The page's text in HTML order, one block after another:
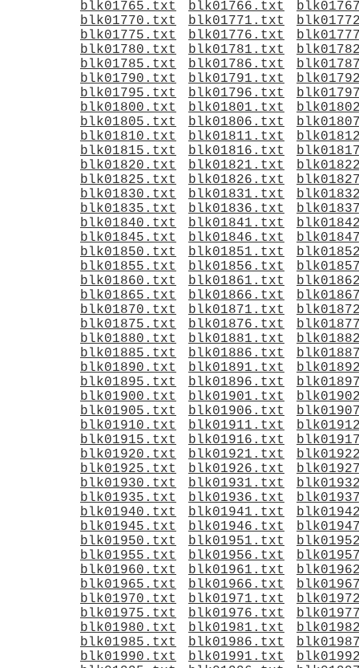
blk01765.txt blk01766.txt
blk01770.txt
blk01771.txt
blk01775.txt
blk01776.txt
blk01780.txt
blk01781.txt
blk01785.txt
blk01786.txt
blk01790.txt
blk01791.txt
blk01795.txt
blk01796.txt
blk01800.txt
blk01801.txt
blk01805.txt
blk01806.txt
blk01810.txt
blk01811.txt
blk01815.txt
blk01816.txt
blk01820.txt
blk01821.txt
blk01825.txt
blk01826.txt
blk01830.txt
blk01831.txt
blk01835.txt
blk01836.txt
blk01840.txt
blk01841.txt
blk01845.txt
blk01846.txt
blk01850.txt
blk01851.txt
blk01855.txt
blk01856.txt
blk01860.txt
blk01861.txt
blk01865.txt
blk01866.txt
blk01870.txt
blk01871.txt
blk01875.txt
blk01876.txt
blk01880.txt
blk01881.txt
blk01885.txt
blk01886.txt
blk01890.txt
blk01891.txt
blk01895.txt
blk01896.txt
blk01900.txt
blk01901.txt
blk01905.txt
blk01906.txt
blk01910.txt
blk01911.txt
blk01915.txt
blk01916.txt
blk01920.txt
blk01921.txt
blk01925.txt
blk01926.txt
blk01930.txt
blk01931.txt
blk01935.txt
blk01936.txt
blk01940.txt
blk01941.txt
blk01945.txt
blk01946.txt
blk01950.txt
blk01951.txt
blk01955.txt
blk01956.txt
blk01960.txt
blk01961.txt
blk01965.txt
blk01966.txt
blk01970.txt
blk01971.txt
blk01975.txt
blk01976.txt
blk01980.txt
blk01981.txt
blk01985.txt
blk01986.txt
blk01990.txt
blk01991.txt